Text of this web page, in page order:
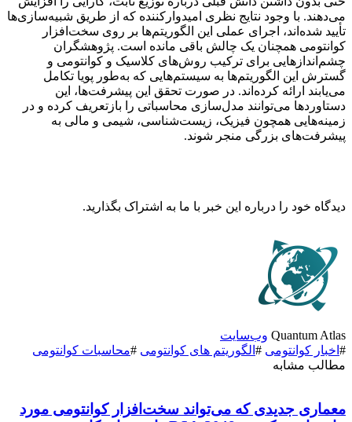
می‌دهند. با وجود نتایج نظری امیدوارکننده که از طریق شبیه‌سازی‌ها
تأیید شده‌اند، اجرای عملی این الگوریتم‌ها بر روی سخت‌افزار
کوانتومی همچنان یک چالش باقی مانده است. پژوهشگران
چشم‌اندازهایی برای ترکیب روش‌های کلاسیک و کوانتومی و
گسترش این الگوریتم‌ها به سیستم‌هایی که به‌طور پویا تکامل
می‌یابند ارائه کرده‌اند. در صورت تحقق این پیشرفت‌ها، این
دستاوردها می‌توانند مدل‌سازی محاسباتی را بازتعریف کرده و در
زمینه‌هایی همچون فیزیک، زیست‌شناسی، شیمی و مالی به
پیشرفت‌های بزرگی منجر شوند.
دیدگاه خود را درباره این خبر با ما به اشتراک بگذارید.
Quantum Atlas وب‌سایت
# اخبار کوانتومی # الگوریتم های کوانتومی #محاسبات کوانتومی
مطالب مشابه
معماری جدیدی که می‌تواند سخت‌افزار کوانتومی مورد